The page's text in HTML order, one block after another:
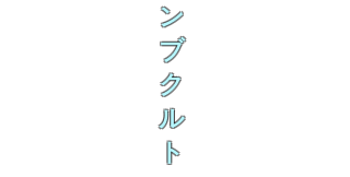
ン
ブ
ク
ル
ト